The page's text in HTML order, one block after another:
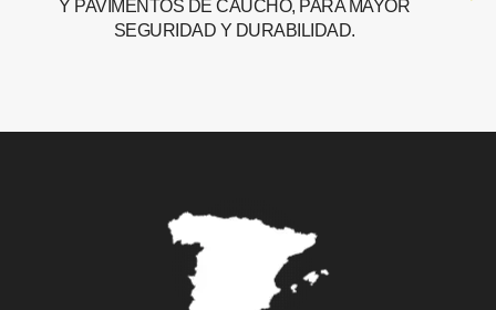
Y PAVIMENTOS DE CAUCHO, PARA MAYOR
SEGURIDAD Y DURABILIDAD.